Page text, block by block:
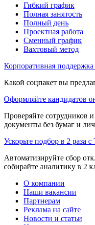
Гибкий график
Полная занятость
Полный день
Проектная работа
Сменный график
Вахтовый метод
Корпоративная поддержка
Какой соцпакет вы
Оформляйте кандидатов
Проверяйте сотрудников
документы без бумаг и
Ускорьте подбор в 2 раза с
Автоматизируйте сбор
собирайте аналитику в 2
О компании
Наши вакансии
Партнерам
Реклама на сайте
Новости и статьи